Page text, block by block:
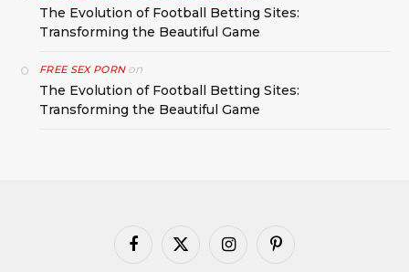
The Evolution of Football Betting Sites:
Transforming the Beautiful Game
FREE SEX PORNon
The Evolution of Football Betting Sites:
Transforming the Beautiful Game
Facebook
X
InstagramPinterest